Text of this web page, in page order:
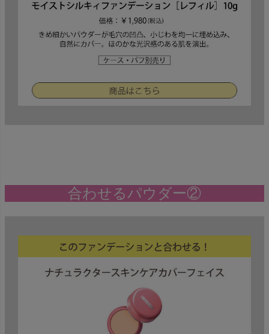
合わせるパウダー②